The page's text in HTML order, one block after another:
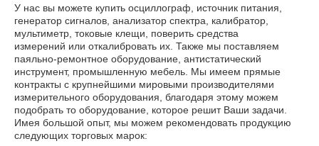
У нас вы можете купить осциллограф, источник питания,
генератор сигналов, анализатор спектра, калибратор,
мультиметр, токовые клещи, поверить средства
измерений или откалибровать их. Также мы поставляем
паяльно-ремонтное оборудование, антистатический
инструмент, промышленную мебель. Мы имеем прямые
контракты с крупнейшими мировыми производителями
измерительного оборудования, благодаря этому можем
подобрать то оборудование, которое решит Ваши задачи.
Имея большой опыт, мы можем рекомендовать продукцию
следующих торговых марок: